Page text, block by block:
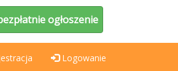
ogłoszenie
Logowanie